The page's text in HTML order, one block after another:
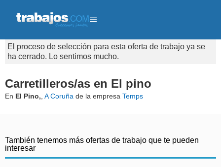
El proceso de selección para esta oferta de trabajo ya se
ha cerrado. Lo sentimos mucho.
Carretilleros/as en El pino
En El Pino, A Coruña de la empresa Temps
También tenemos más ofertas de trabajo que te pueden
interesar